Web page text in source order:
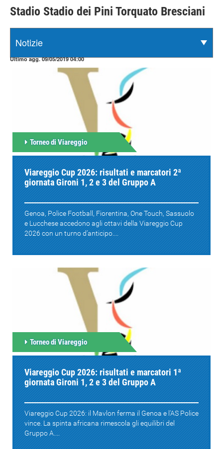
Stadio Stadio dei Pini Torquato Bresciani
Ultimo agg. 09/05/2019 04:00
Torneo di Viareggio
Viareggio Cup 2026: risultati e marcatori 2ª
giornata Gironi 1, 2 e 3 del Gruppo A
Genoa, Police Football, Fiorentina, One Touch, Sassuolo
e Lucchese accedono agli ottavi della Viareggio Cup
2026 con un turno d’anticipo....
Torneo di Viareggio
Viareggio Cup 2026: risultati e marcatori 1ª
giornata Gironi 1, 2 e 3 del Gruppo A
Viareggio Cup 2026: il Mavlon ferma il Genoa e l'AS Police
vince. La spinta africana rimescola gli equilibri del
Gruppo A....